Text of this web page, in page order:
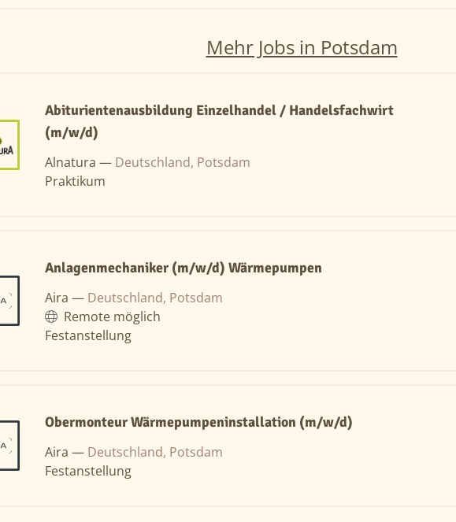
Mehr Jobs in Potsdam
Abiturientenausbildung Einzelhandel / Handelsfachwirt
(m/w/d)
Alnatura — Deutschland, Potsdam
Praktikum
Anlagenmechaniker (m/w/d) Wärmepumpen
Aira — Deutschland, Potsdam
Remote möglich
Festanstellung
Obermonteur Wärmepumpeninstallation (m/w/d)
Aira — Deutschland, Potsdam
Festanstellung